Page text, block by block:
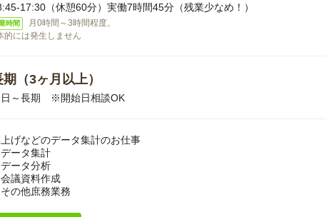
17:30（休憩60分）実働7時間45分（残業少なめ！）
時間
月0時間～3時間程度。
的には発生しません
期（3ヶ月以上）
日～長期 ※開始日相談OK
げなどのデータ集計のお仕事
データ集計
データ分析
会議資料作成
その他庶務業務